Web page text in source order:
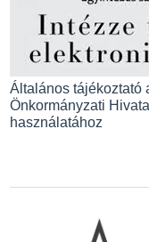
Általános tájékoztató
Önkormányzati
használatához